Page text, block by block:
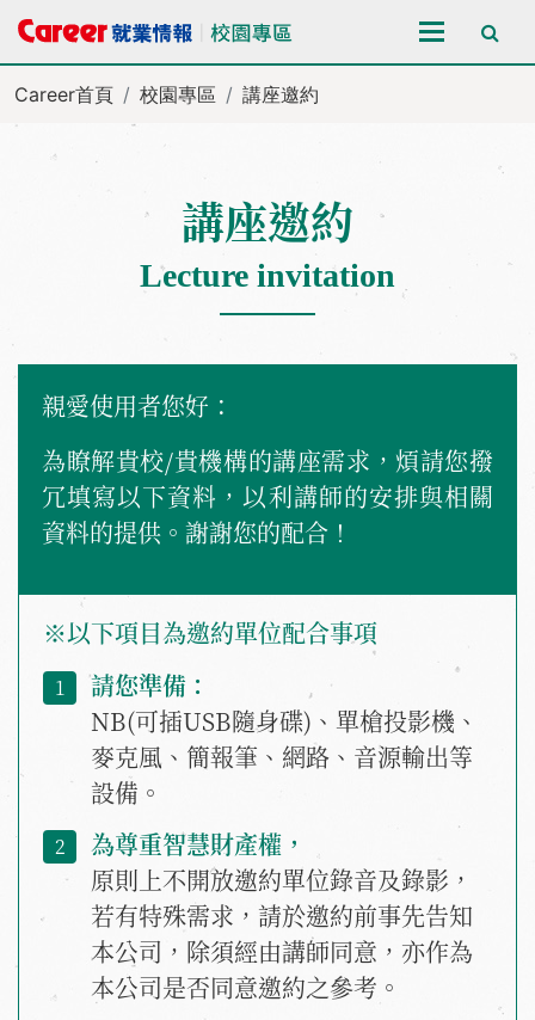
全站搜尋
Career首頁 校園專區 講座邀約
講座邀約
Lecture invitation
親愛使用者您好：
為瞭解貴校/貴機構的講座需求，煩請您撥
冗填寫以下資料，以利講師的安排與相關
資料的提供。謝謝您的配合！
※以下項目為邀約單位配合事項
請您準備：
NB(可插USB隨身碟)、單槍投影機、
麥克風、簡報筆、網路、音源輸出等
設備。
為尊重智慧財產權，
原則上不開放邀約單位錄音及錄影，
若有特殊需求，請於邀約前事先告知
本公司，除須經由講師同意，亦作為
本公司是否同意邀約之參考。